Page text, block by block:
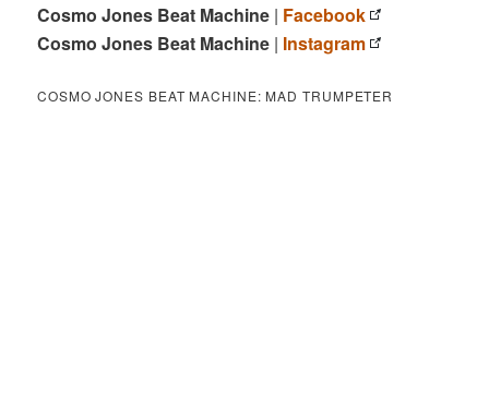
Cosmo Jones Beat Machine | Facebook
Cosmo Jones Beat Machine | Instagram
COSMO JONES BEAT MACHINE: MAD TRUMPETER